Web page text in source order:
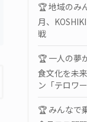
🏆 地域のみ
月、
戦
🏆 一人の夢
食文化を未
ン「テロワ
🏆 みんなで